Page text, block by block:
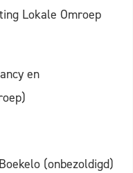
Lokale Omroep
en
(onbezoldigd)